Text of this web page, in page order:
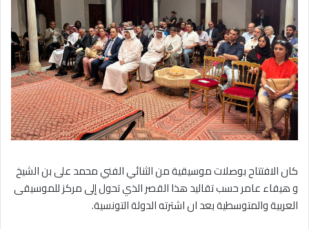
كان الافتتاح بوصلات موسيقية من الثنائي الفني محمد على بن الشيخ
و هيفاء عامر حسب تقاليد هذا القصر الذي تحول إلى مركز للموسيقى
العربية والمتوسطية بعد ان اشترته الدولة التونسية.